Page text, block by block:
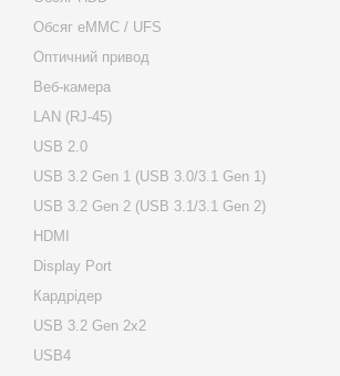
Обсяг eMMC / UFS
Оптичний привод
Веб-камера
LAN (RJ-45)
USB 2.0
USB 3.2 Gen 1 (USB 3.0/3.1 Gen 1)
USB 3.2 Gen 2 (USB 3.1/3.1 Gen 2)
HDMI
Display Port
Кардрідер
USB 3.2 Gen 2x2
USB4